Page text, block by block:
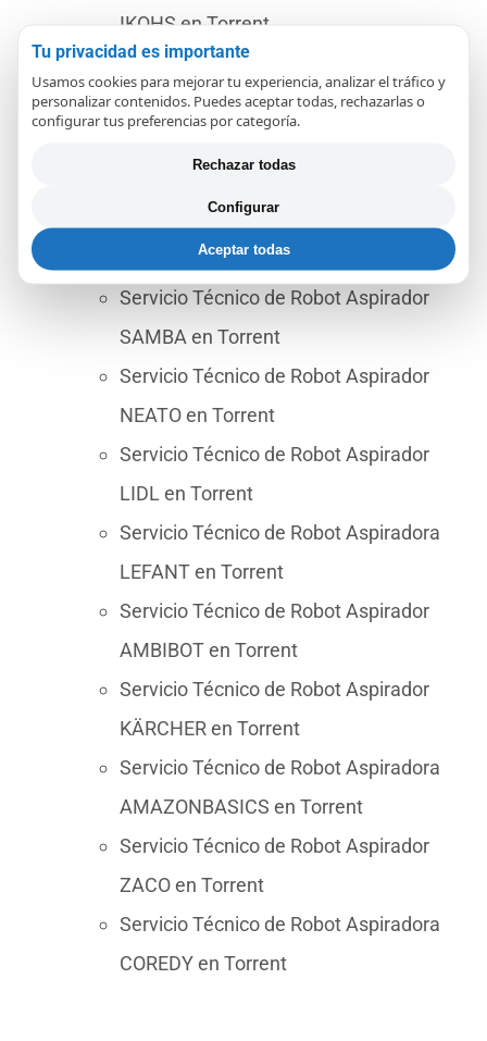
IKOHS en Torrent
Servicio Técnico de Robot Aspiradora
AEG en Torrent
Servicio Técnico de Robot Aspirador
SOLAC en Torrent
Servicio Técnico de Robot Aspirador
SAMBA en Torrent
Servicio Técnico de Robot Aspirador
NEATO en Torrent
Servicio Técnico de Robot Aspirador
LIDL en Torrent
Servicio Técnico de Robot Aspiradora
LEFANT en Torrent
Servicio Técnico de Robot Aspirador
AMBIBOT en Torrent
Servicio Técnico de Robot Aspirador
KÄRCHER en Torrent
Servicio Técnico de Robot Aspiradora
AMAZONBASICS en Torrent
Servicio Técnico de Robot Aspirador
ZACO en Torrent
Servicio Técnico de Robot Aspiradora
COREDY en Torrent
Tu privacidad es importante
Usamos cookies para mejorar tu experiencia, analizar el tráfico y
personalizar contenidos. Puedes aceptar todas, rechazarlas o
configurar tus preferencias por categoría.
Rechazar todas
Configurar
Aceptar todas